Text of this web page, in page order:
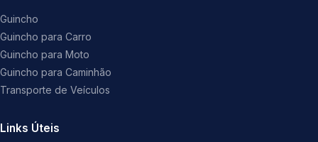
Guincho
Guincho para Carro
Guincho para Moto
Guincho para Caminhão
Transporte de Veículos
Links Úteis